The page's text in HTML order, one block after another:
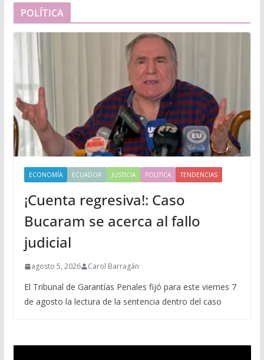
POLÍTICA
ECONOMÍA ECUADOR JUSTICIA POLITICA TENDENCIAS
¡Cuenta regresiva!: Caso
Bucaram se acerca al fallo
judicial
agosto 5, 2026 Carol Barragán
El Tribunal de Garantías Penales fijó para este viernes 7
de agosto la lectura de la sentencia dentro del caso